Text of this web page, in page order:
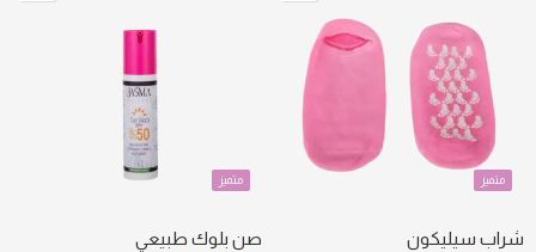
شراب سيليكون
متميز
صن بلوك طبيعي
متميز